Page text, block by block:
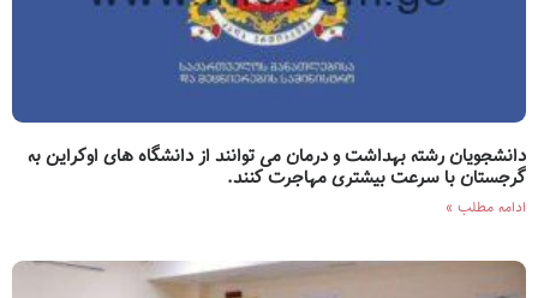
دانشجویان رشته بهداشت و درمان می توانند از دانشگاه های اوکراین به
گرجستان با سرعت بیشتری مهاجرت کنند.
ادامه مطلب »